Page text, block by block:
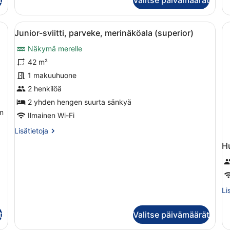
sänky, vaatekaappi ja seinään kiinnitetty valaisin.
Avaa
kaikki
huonetyypin
Junior-
sviitti,
parveke,
merinäköala
(superior)
kuvat
Hotellihuone, jossa on suuri
7
Junior-sviitti, parveke, merinäköala (superior)
Näkymä merelle
42 m²
1 makuuhuone
2 henkilöä
2 yhden hengen suurta sänkyä
Ilmainen Wi-Fi
Lisätietoja
Lisätietoja
Valitse päivämäärät